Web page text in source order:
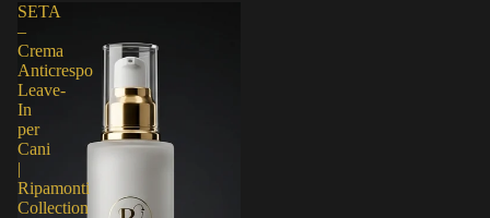
SETA
–
Crema
Anticrespo
Leave-
In
per
Cani
|
Ripamonti
Collection